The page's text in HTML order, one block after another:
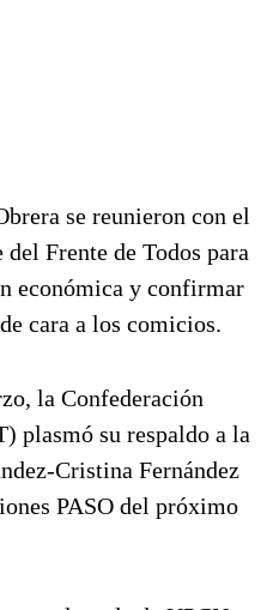
se reunieron con el
Frente de Todos para
económica y confirmar
cara a los comicios.
la Confederación
plasmó su respaldo a la
Cristina Fernández
PASO del próximo